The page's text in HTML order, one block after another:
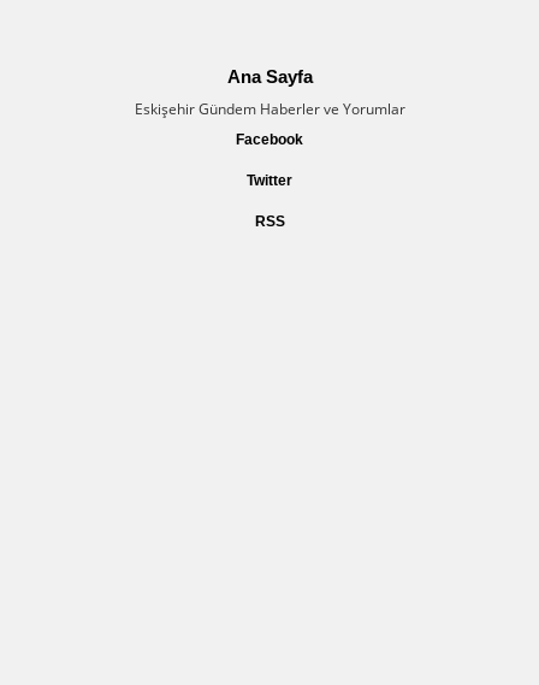
Ana Sayfa
Eskişehir Gündem Haberler ve Yorumlar
Facebook
Twitter
RSS